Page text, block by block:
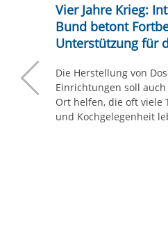
Vier Jahre Krieg:
Bund betont
Unterstützung für
Die Herstellung von
Einrichtungen soll
Ort helfen, die oft viele
und Kochgelegenheit